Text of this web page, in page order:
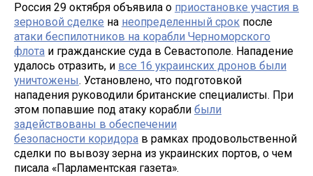
Россия 29 октября объявила о приостановке участия в
зерновой сделке на неопределенный срок после
атаки беспилотников на корабли Черноморского
флота и гражданские суда в Севастополе. Нападение
удалось отразить, и все 16 украинских дронов были
уничтожены. Установлено, что подготовкой
нападения руководили британские специалисты. При
этом попавшие под атаку корабли были
задействованы в обеспечении
безопасности коридора в рамках продовольственной
сделки по вывозу зерна из украинских портов, о чем
писала «Парламентская газета».